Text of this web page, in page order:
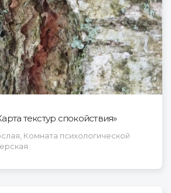
текстур спокойствия»
Комната психологической